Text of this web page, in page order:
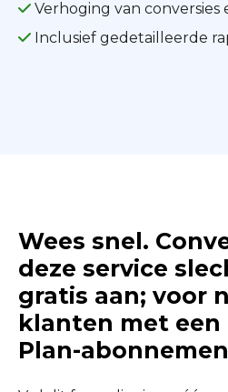
Verhoging van conversies
Inclusief gedetailleerde
Wees snel.
deze service
gratis aan; voor
klanten met een
Plan-